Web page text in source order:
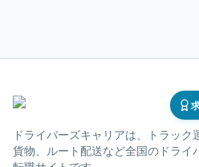
ドライバーズキャリアは、トラック
貨物、ルート配送など全国のドライ